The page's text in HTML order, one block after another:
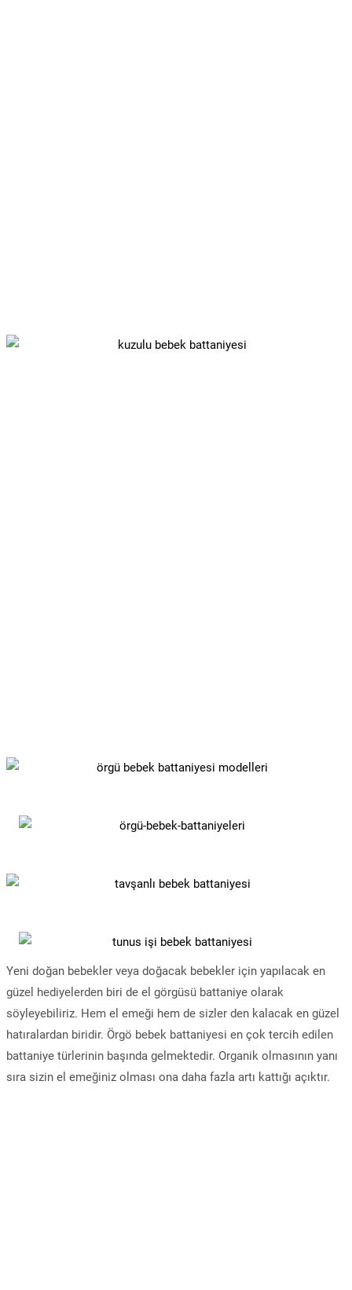
Yeni doğan bebekler veya doğacak bebekler için yapılacak en
güzel hediyelerden biri de el görgüsü battaniye olarak
söyleyebiliriz. Hem el emeği hem de sizler den kalacak en güzel
hatıralardan biridir. Örgö bebek battaniyesi en çok tercih edilen
battaniye türlerinin başında gelmektedir. Organik olmasının yanı
sıra sizin el emeğiniz olması ona daha fazla artı kattığı açıktır.